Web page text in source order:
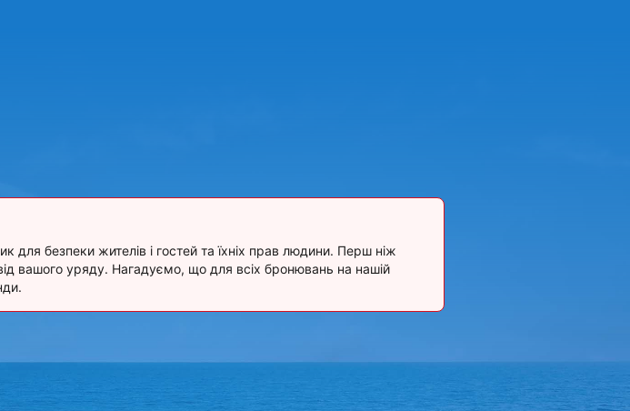
для безпеки жителів і гостей та їхніх прав людини. Перш ніж
вашого уряду. Нагадуємо, що для всіх бронювань на нашій